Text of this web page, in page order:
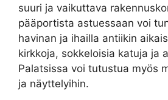
suuri ja vaikuttava
pääportista astuessaan voi
havinan ja ihailla antiikin
kirkkoja, sokkeloisia katuja ja
Palatsissa voi tutustua myös
ja näyttelyihin.